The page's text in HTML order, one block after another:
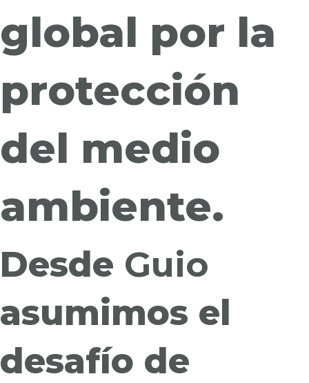
global por la
protección
del medio
ambiente.
Desde Guio
asumimos el
desafío de